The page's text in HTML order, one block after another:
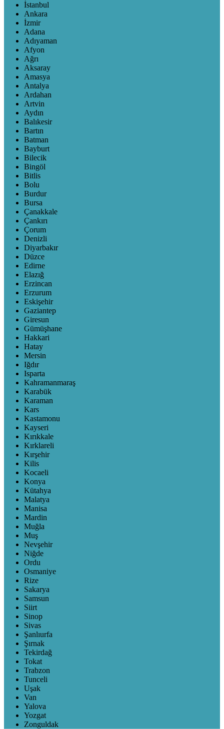
İstanbul
Ankara
İzmir
Adana
Adıyaman
Afyon
Ağrı
Aksaray
Amasya
Antalya
Ardahan
Artvin
Aydın
Balıkesir
Bartın
Batman
Bayburt
Bilecik
Bingöl
Bitlis
Bolu
Burdur
Bursa
Çanakkale
Çankırı
Çorum
Denizli
Diyarbakır
Düzce
Edirne
Elazığ
Erzincan
Erzurum
Eskişehir
Gaziantep
Giresun
Gümüşhane
Hakkari
Hatay
Mersin
Iğdır
Isparta
Kahramanmaraş
Karabük
Karaman
Kars
Kastamonu
Kayseri
Kırıkkale
Kırklareli
Kırşehir
Kilis
Kocaeli
Konya
Kütahya
Malatya
Manisa
Mardin
Muğla
Muş
Nevşehir
Niğde
Ordu
Osmaniye
Rize
Sakarya
Samsun
Siirt
Sinop
Sivas
Şanlıurfa
Şırnak
Tekirdağ
Tokat
Trabzon
Tunceli
Uşak
Van
Yalova
Yozgat
Zonguldak